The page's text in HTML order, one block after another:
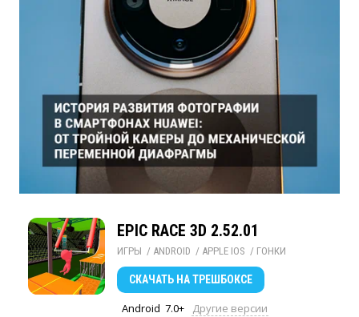
EPIC RACE 3D 2.52.01
ИГРЫ / ANDROID / APPLE IOS / ГОНКИ
СКАЧАТЬ НА ТРЕШБОКСЕ
Android 7.0+ Другие версии